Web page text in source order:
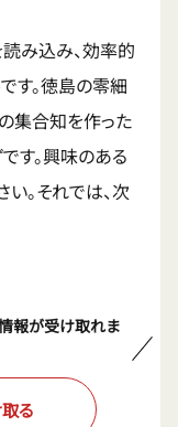
み込み、効率的
す。徳島の零細
集合知を作った
す。興味のある
。それでは、次
報が受け取れま
る